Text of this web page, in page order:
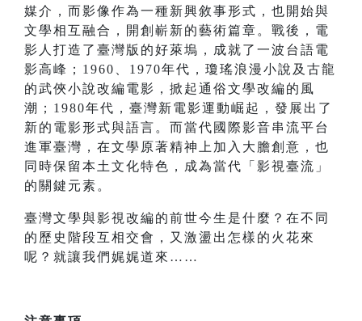
媒介，而影像作為一種新興敘事形式，也開始與
文學相互融合，開創嶄新的藝術篇章。戰後，電
影人打造了臺灣版的好萊塢，成就了一波台語電
影高峰；1960、1970年代，瓊瑤浪漫小說及古龍
的武俠小說改編電影，掀起通俗文學改編的風
潮；1980年代，臺灣新電影運動崛起，發展出了
新的電影形式與語言。而當代國際影音串流平台
進軍臺灣，在文學原著精神上加入大膽創意，也
同時保留本土文化特色，成為當代「影視臺流」
的關鍵元素。
臺灣文學與影視改編的前世今生是什麼？在不同
的歷史階段互相交會，又激盪出怎樣的火花來
呢？就讓我們娓娓道來……